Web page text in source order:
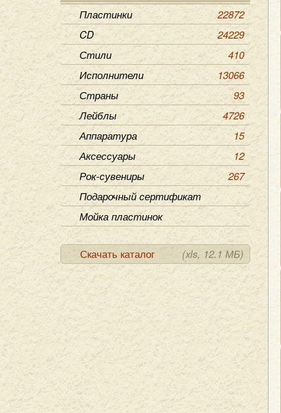
Пластинки
22872
CD
24229
Стили
410
Исполнители
13066
Страны
93
Лейблы
4726
Аппаратура
15
Аксессуары
12
Рок-сувениры
267
Подарочный сертификат
Мойка пластинок
Скачать каталог (xls, 12.1 МБ)